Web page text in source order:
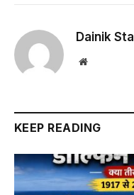
Dainik
Website
KEEP READING